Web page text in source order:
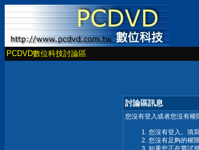
PCDVD數位科技討論區
討論區訊息
您沒有登入或者您沒有權
您沒有登入。填
您沒有足夠的權
如果您正在嘗試